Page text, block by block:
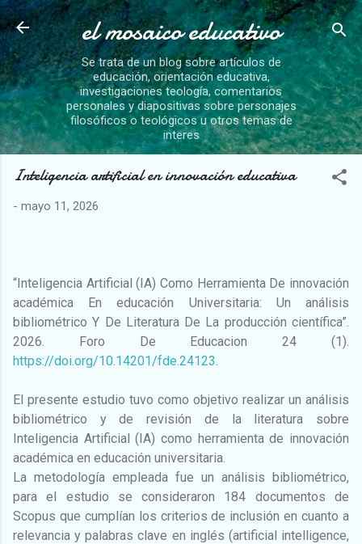
Ir al contenido principal
el mosaico educativo
Se trata de un blog sobre artículos de
educación, orientación educativa,
investigaciones teología, comentarios
personales y diapositivas sobre personajes
filosóficos o teológicos u otros temas de
interes
Inteligencia artificial en innovación educativa
- mayo 11, 2026
“Inteligencia Artificial (IA) Como Herramienta De innovación
académica En educación Universitaria: Un análisis
bibliométrico Y De Literatura De La producción científica”.
2026. Foro De Educacion 24 (1).
https://doi.org/10.14201/fde.24123
El presente estudio tuvo como objetivo realizar un análisis
bibliométrico y de revisión de la literatura sobre
Inteligencia Artificial (IA) como herramienta de innovación
académica en educación universitaria.
La metodología empleada fue un análisis bibliométrico,
para el estudio se consideraron 184 documentos de
Scopus que cumplían los criterios de inclusión en cuanto a
relevancia y palabras clave en inglés (artificial intelligence,